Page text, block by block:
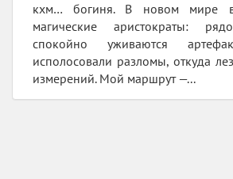
кхм… богиня. В новом мире
магические аристократы:
спокойно уживаются
исполосовали разломы, откуда
измерений. Мой маршрут —...